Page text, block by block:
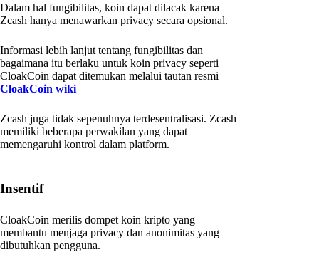
Dalam hal fungibilitas, koin dapat dilacak karena
Zcash hanya menawarkan privacy secara opsional.
Informasi lebih lanjut tentang fungibilitas dan
bagaimana itu berlaku untuk koin privacy seperti
CloakCoin dapat ditemukan melalui tautan resmi
CloakCoin wiki
Zcash juga tidak sepenuhnya terdesentralisasi. Zcash
memiliki beberapa perwakilan yang dapat
memengaruhi kontrol dalam platform.
Insentif
CloakCoin merilis dompet koin kripto yang
membantu menjaga privacy dan anonimitas yang
dibutuhkan pengguna.